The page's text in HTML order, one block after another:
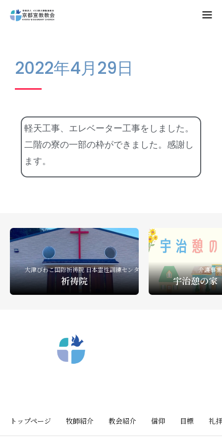
教会案内
礼拝・集会
牧師コラム
聖殿建築
NPO法人HOPE300
礼拝ビデオ NPO活動 教会活動
2022年4月29日
軽天工事、エレベーター工事をしました。
二階の寮の一部の枠ができました。感謝し
ます。
大津びわこ国際祈祷院 日本霊性訓練センター
祈祷院
介護事
宇治憩の
トップページ 牧師紹介 教会紹介 信仰 目標 礼